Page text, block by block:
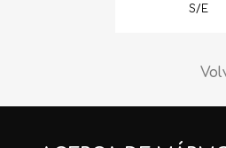
Onix
S/E